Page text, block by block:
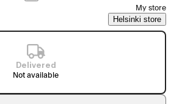
My store
Helsinki store
Delivered
Not available